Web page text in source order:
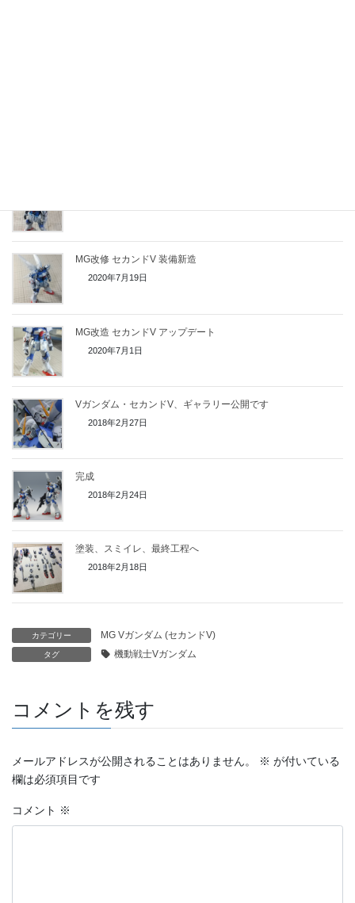
MG改修 セカンドV 装備新造
2020年7月19日
MG改造 セカンドV アップデート
2020年7月1日
Vガンダム・セカンドV、ギャラリー公開です
2018年2月27日
完成
2018年2月24日
塗装、スミイレ、最終工程へ
2018年2月18日
カテゴリー MG Vガンダム (セカンドV)
タグ 機動戦士Vガンダム
コメントを残す
メールアドレスが公開されることはありません。 ※ が付いている
欄は必須項目です
コメント ※